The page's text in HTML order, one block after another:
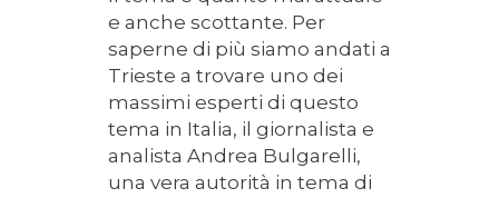
e anche scottante. Per
saperne di più siamo andati a
Trieste a trovare uno dei
massimi esperti di questo
tema in Italia, il giornalista e
analista Andrea Bulgarelli,
una vera autorità in tema di